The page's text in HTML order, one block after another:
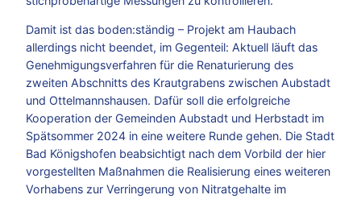
Damit ist das boden:ständig – Projekt am Haubach
allerdings nicht beendet, im Gegenteil: Aktuell läuft das
Genehmigungsverfahren für die Renaturierung des
zweiten Abschnitts des Krautgrabens zwischen Aubstadt
und Ottelmannshausen. Dafür soll die erfolgreiche
Kooperation der Gemeinden Aubstadt und Herbstadt im
Spätsommer 2024 in eine weitere Runde gehen. Die Stadt
Bad Königshofen beabsichtigt nach dem Vorbild der hier
vorgestellten Maßnahmen die Realisierung eines weiteren
Vorhabens zur Verringerung von Nitratgehalte im